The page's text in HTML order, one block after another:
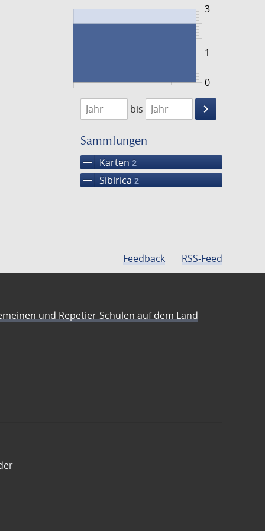
0
3
1
1720
1721
bis
keyboard_arrow_right
Suche
Sammlungen
remove Karten 2
remove Sibirica 2
Feedback RSS-Feed
und Repetier-Schulen auf dem Land